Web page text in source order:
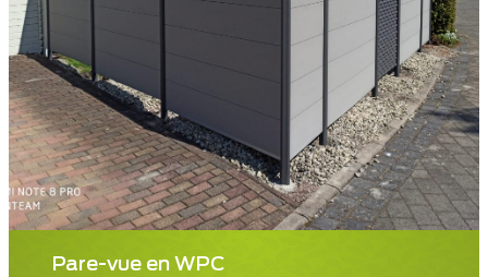
Pare-vue en WPC